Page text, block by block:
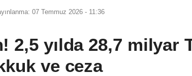
07 Temmuz 2026 - 11:36
2,5 yılda 28,7 milyar
ve ceza